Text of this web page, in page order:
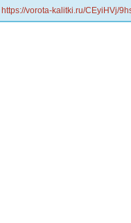
https://vorota-kalitki.ru/CEyiHVj/